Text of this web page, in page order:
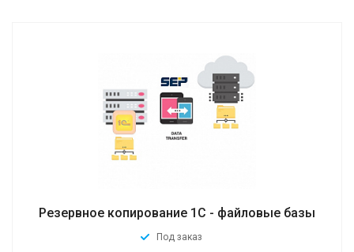
Резервное копирование 1C - файловые базы
Под заказ